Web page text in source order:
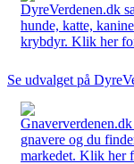
DyreVerdenen.dk
hunde, katte,
krybdyr. Klik her
Se udvalget på
gnavere og du
markedet. Klik her